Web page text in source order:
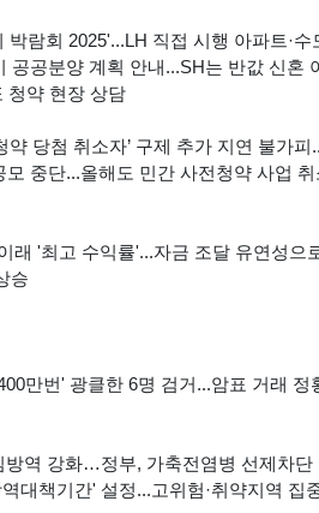
람회 2025'...LH 직접 시행 아파트·
공공분양 계획 안내...SH는 반값 신혼
청약 현장 상담
당첨 취소자’ 구제 추가 지연 불가피
중단...올해도 민간 사전청약 사업
래 '최고 수익률'...자금 조달 유연성으
승
만번' 광클한 6명 검거...암표 거래 정
역 강화…정부, 가축전염병 선제차
대책기간' 설정...고위험·취약지역 집